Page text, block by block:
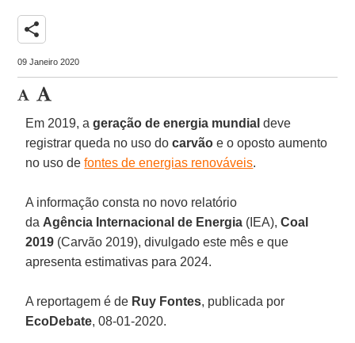
share
09 Janeiro 2020
Em 2019, ageração de energia mundial deve
registrar queda no uso docarvão e o oposto aumento
no uso defontes de energias renováveis.
A informação consta no novo relatório
da Agência Internacional de Energia (IEA),Coal
2019 (Carvão 2019), divulgado este mês e que
apresenta estimativas para 2024.
A reportagem é de Ruy Fontes, publicada por
EcoDebate, 08-01-2020.